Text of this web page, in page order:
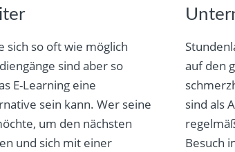
sich so oft wie möglich
sind aber so
E-Learning eine
sein kann. Wer seine
um den nächsten
und sich mit einer
auf den
sind als
Besuch